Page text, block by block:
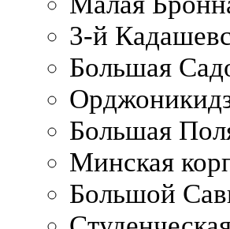
3-й
Большая
Большая
Минская
Большой